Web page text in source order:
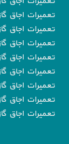
تعمیرات اجاق
تعمیرات اجاق
تعمیرات اجاق
تعمیرات اجاق
تعمیرات اجاق
تعمیرات اجاق
تعمیرات اجاق
تعمیرات اجاق